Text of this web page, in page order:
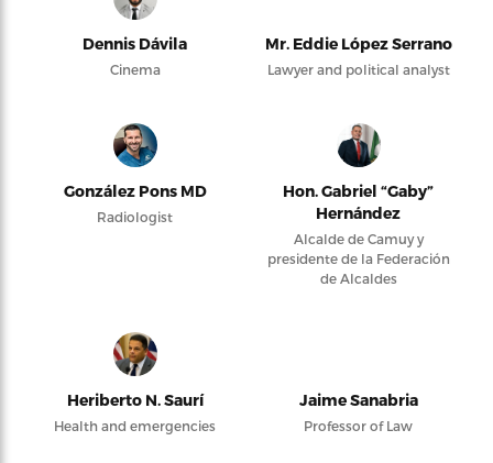
Dennis Dávila
Cinema
Mr. Eddie López Serrano
Lawyer and political analyst
González Pons MD
Radiologist
Hon. Gabriel “Gaby”
Hernández
Alcalde de Camuy y
presidente de la Federación
de Alcaldes
Heriberto N. Saurí
Health and emergencies
Jaime Sanabria
Professor of Law